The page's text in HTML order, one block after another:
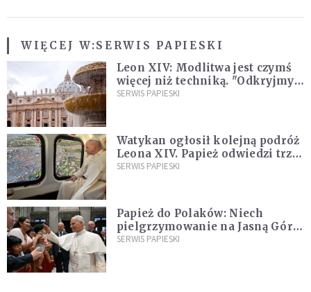
WIĘCEJ W:SERWIS PAPIESKI
Leon XIV: Modlitwa jest czymś
więcej niż techniką. "Odkryjmy
ją na nowo"
SERWIS PAPIESKI
Watykan ogłosił kolejną podróż
Leona XIV. Papież odwiedzi trzy
kraje Ameryki Południowej
SERWIS PAPIESKI
Papież do Polaków: Niech
pielgrzymowanie na Jasną Górę
umocni wiarę i nadzieję
SERWIS PAPIESKI